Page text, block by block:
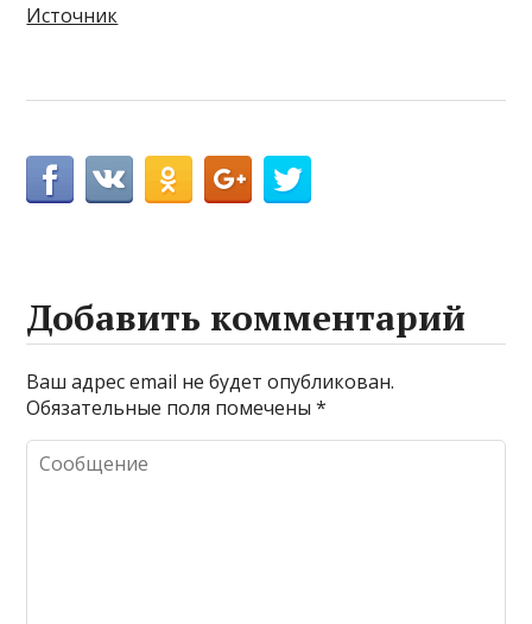
Источник
Добавить комментарий
Ваш адрес email не будет опубликован.
Обязательные поля помечены*